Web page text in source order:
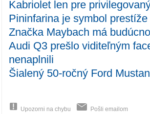
Kabriolet len pre
Pininfarina je symbol
Značka Maybach má
Audi Q3 prešlo viditeľným
nenaplnili
Šialený 50-ročný Ford
Upozorni na chybu Pošli emailom